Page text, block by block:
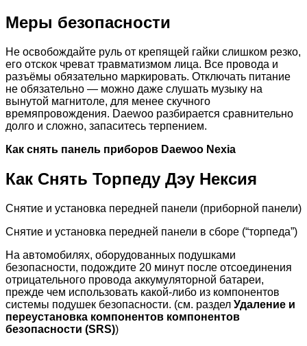
Меры безопасности
Не освобождайте руль от крепящей гайки слишком резко,
его отскок чреват травматизмом лица. Все провода и
разъёмы обязательно маркировать. Отключать питание
не обязательно — можно даже слушать музыку на
вынутой магнитоле, для менее скучного
времяпровождения. Daewoo разбирается сравнительно
долго и сложно, запаситесь терпением.
Как снять панель приборов Daewoo Nexia
Как Снять Торпеду Дэу Нексия
Снятие и установка передней панели (приборной панели)
Снятие и установка передней панели в сборе (“торпеда”)
На автомобилях, оборудованных подушками
безопасности, подождите 20 минут после отсоединения
отрицательного провода аккумуляторной батареи,
прежде чем использовать какой-либо из компонентов
системы подушек безопасности. (см. раздел Удаление и
переустановка компонентов компонентов
безопасности (SRS))